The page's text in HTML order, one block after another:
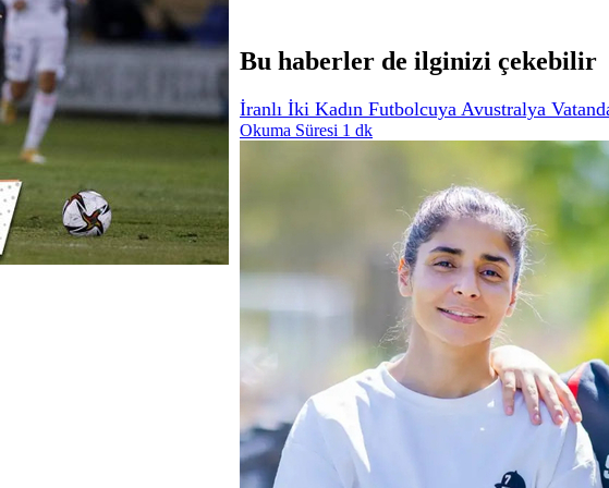
Bu haberler de ilginizi çekebilir
İranlı İki Kadın Futbolcuya Avustralya
Okuma Süresi 1 dk